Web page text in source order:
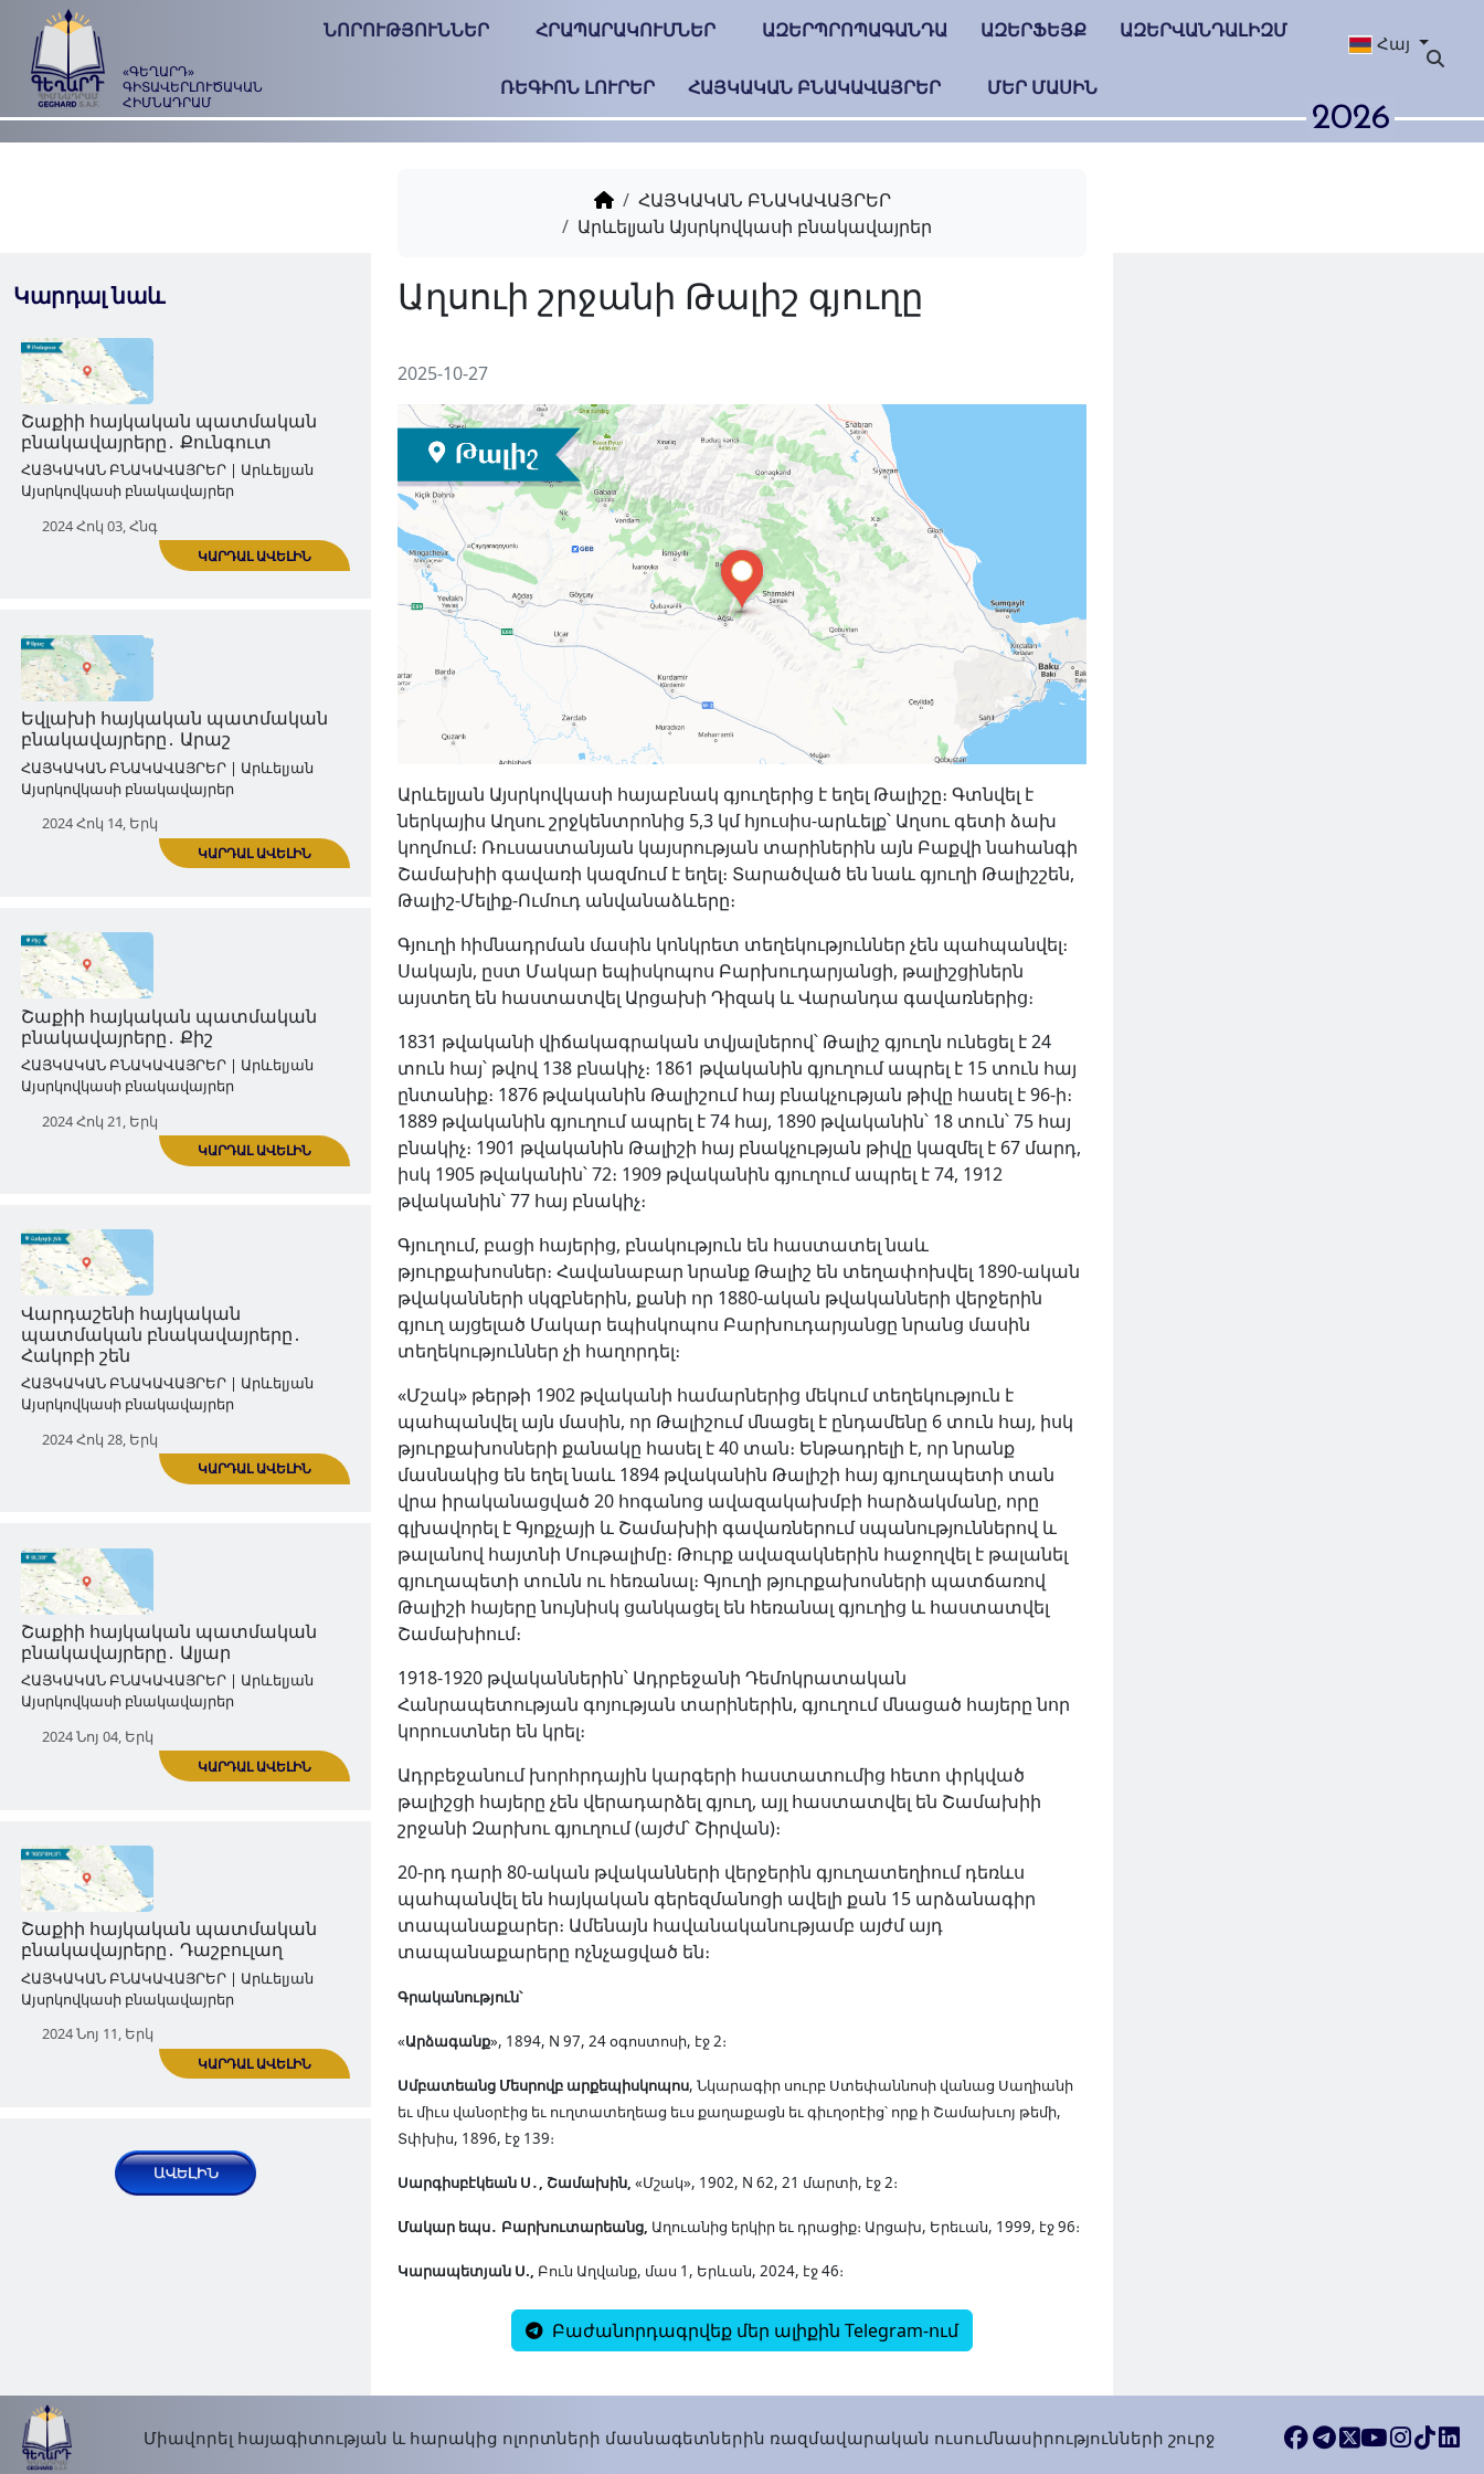
«ԳԵՂԱՐԴ»
ԳԻՏԱՎԵՐԼՈՒԾԱԿԱՆ
ՀԻՄՆԱԴՐԱՄ
ՆՈՐՈՒԹՅՈՒՆՆԵՐ ՀՐԱՊԱՐԱԿՈՒՄՆԵՐ ԱԶԵՐՊՐՈՊԱԳԱՆԴԱ ԱԶԵՐՖԵՅՔ ԱԶԵՐՎԱՆԴԱԼԻԶՄ
ՌԵԳԻՈՆ ԼՈՒՐԵՐ ՀԱՅԿԱԿԱՆ ԲՆԱԿԱՎԱՅՐԵՐ ՄԵՐ ՄԱՍԻՆ
Հայ
2026
Կարդալ նաև
Շաքիի հայկական պատմական
բնակավայրերը․ Քունգուտ
2024 Հոկ 03, Հնգ
ԿԱՐԴԱԼ ԱՎԵԼԻՆ
Եվլախի հայկական պատմական
ՀԱՅԿԱԿԱՆ ԲՆԱԿԱՎԱՅՐԵՐ | Արևելյան
Այսրկովկասի բնակավայրեր
2024 Հոկ 14, Երկ
ԿԱՐԴԱԼ ԱՎԵԼԻՆ
Շաքիի հայկական պատմական
բնակավայրերը․ Քիշ
ՀԱՅԿԱԿԱՆ ԲՆԱԿԱՎԱՅՐԵՐ | Արևելյան
Այսրկովկասի բնակավայրեր
2024 Հոկ 21, Երկ
ԿԱՐԴԱԼ ԱՎԵԼԻՆ
Վարդաշենի հայկական
պատմական բնակավայրերը․
Հակոբի շեն
ՀԱՅԿԱԿԱՆ ԲՆԱԿԱՎԱՅՐԵՐ | Արևելյան
Այսրկովկասի բնակավայրեր
ԿԱՐԴԱԼ ԱՎԵԼԻՆ
Շաքիի հայկական պատմական
բնակավայրերը․ Ալյար
2024 Նոյ 04, Երկ
ԿԱՐԴԱԼ ԱՎԵԼԻՆ
Շաքիի հայկական պատմական
բնակավայրերը․ Դաշբուլաղ
ՀԱՅԿԱԿԱՆ ԲՆԱԿԱՎԱՅՐԵՐ
Արևելյան Այսրկովկասի բնակավայրեր
2025-10-27
Արևելյան Այսրկովկասի հայաբնակ գյուղերից է եղել Թալիշը։ Գտնվել է
ներկայիս Աղսու շրջկենտրոնից 5,3 կմ հյուսիս-արևելք՝ Աղսու գետի ձախ
կողմում։ Ռուսաստանյան կայսրության տարիներին այն Բաքվի նահանգի
Շամախիի գավառի կազմում է եղել։ Տարածված են նաև գյուղի Թալիշշեն,
Թալիշ-Մելիք-Ումուդ անվանաձևերը։
Գյուղի հիմնադրման մասին կոնկրետ տեղեկություններ չեն պահպանվել։
Սակայն, ըստ Մակար եպիսկոպոս Բարխուդարյանցի, թալիշցիներն
այստեղ են հաստատվել Արցախի Դիզակ և Վարանդա գավառներից։
1831 թվականի վիճակագրական տվյալներով՝ Թալիշ գյուղն ունեցել է 24
տուն հայ՝ թվով 138 բնակիչ։ 1861 թվականին գյուղում ապրել է 15 տուն հայ
ընտանիք։ 1876 թվականին Թալիշում հայ բնակչության թիվը հասել է 96-ի։
1889 թվականին գյուղում ապրել է 74 հայ, 1890 թվականին՝ 18 տուն՝ 75 հայ
բնակիչ։ 1901 թվականին Թալիշի հայ բնակչության թիվը կազմել է 67 մարդ,
իսկ 1905 թվականին՝ 72։ 1909 թվականին գյուղում ապրել է 74, 1912
թվականին՝ 77 հայ բնակիչ։
Գյուղում, բացի հայերից, բնակություն են հաստատել նաև
թյուրքախոսներ։ Հավանաբար նրանք Թալիշ են տեղափոխվել 1890-ական
թվականների սկզբներին, քանի որ 1880-ական թվականների վերջերին
գյուղ այցելած Մակար եպիսկոպոս Բարխուդարյանցը նրանց մասին
տեղեկություններ չի հաղորդել։
«Մշակ» թերթի 1902 թվականի համարներից մեկում տեղեկություն է
պահպանվել այն մասին, որ Թալիշում մնացել է ընդամենը 6 տուն հայ, իսկ
թյուրքախոսների քանակը հասել է 40 տան։ Ենթադրելի է, որ նրանք
մասնակից են եղել նաև 1894 թվականին Թալիշի հայ գյուղապետի տան
վրա իրականացված 20 հոգանոց ավազակախմբի հարձակմանը, որը
գլխավորել է Գյոքչայի և Շամախիի գավառներում սպանություններով և
թալանով հայտնի Մութալիմը։ Թուրք ավազակներին հաջողվել է թալանել
գյուղապետի տունն ու հեռանալ։ Գյուղի թյուրքախոսների պատճառով
Թալիշի հայերը նույնիսկ ցանկացել են հեռանալ գյուղից և հաստատվել
Շամախիում։
1918-1920 թվականներին՝ Ադրբեջանի Դեմոկրատական
Հանրապետության գոյության տարիներին, գյուղում մնացած հայերը նոր
կորուստներ են կրել։
Ադրբեջանում խորհրդային կարգերի հաստատումից հետո փրկված
թալիշցի հայերը չեն վերադարձել գյուղ, այլ հաստատվել են Շամախիի
շրջանի Զարխու գյուղում (այժմ՝ Շիրվան)։
20-րդ դարի 80-ական թվականների վերջերին գյուղատեղիում դեռևս
պահպանվել են հայկական գերեզմանոցի ավելի քան 15 արձանագիր
տապանաքարեր։ Ամենայն հավանականությամբ այժմ այդ
տապանաքարերը ոչնչացված են։
Գրականություն՝
«Արձագանք», 1894, N 97, 24 օգոստոսի, էջ 2։
Սմբատեանց Մեսրովբ արքեպիսկոպոս, Նկարագիր սուրբ Ստեփաննոսի վանաց Սաղիանի
եւ միւս վանօրէից եւ ուղտատեղեաց եւս քաղաքացն եւ գիւղօրէից՝ որք ի Շամախւոյ թեմի,
Տփխիս, 1896, էջ 139։
Սարգիսբէկեան Ս․, Շամախին, «Մշակ», 1902, N 62, 21 մարտի, էջ 2։
Մակար եպս․ Բարխուտարեանց, Աղուանից երկիր եւ դրացիք։ Արցախ, Երեւան, 1999, էջ 96։
Կարապետյան Ս., Բուն Աղվանք, մաս 1, Երևան, 2024, էջ 46։
Բաժանորդագրվեք մեր ալիքին Telegram-ում
Միավորել հայագիտության և հարակից ոլորտների մասնագետներին ռազմավարական ուսումնասիրությունների շուրջ